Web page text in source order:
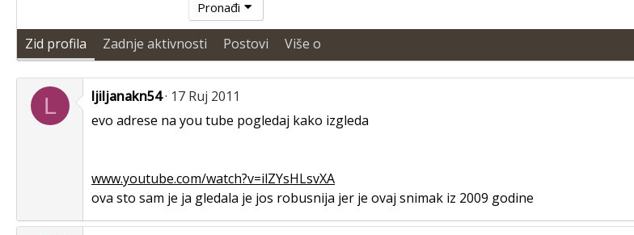
Pronađi
Zid profila Zadnje aktivnosti Postovi Više o
L ljiljanakn54 17 Ruj 2011
evo adrese na you tube pogledaj kako izgleda
www.youtube.com/watch?v=ilZYsHLsvXA
ova sto sam je ja gledala je jos robusnija jer je ovaj snimak iz 2009 godine